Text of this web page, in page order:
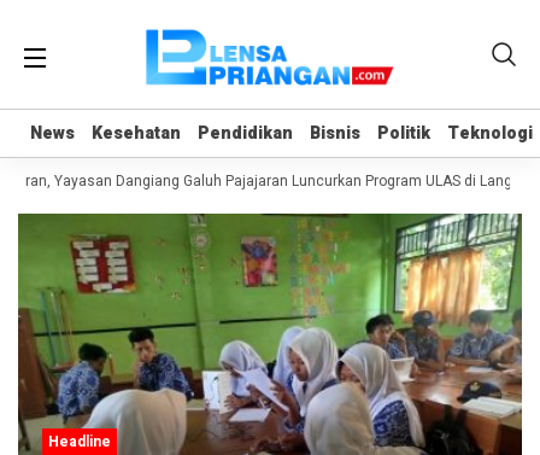
News Kesehatan Pendidikan Bisnis Politik Teknologi
News Kesehatan Pendidikan Bisnis Politik Teknologi
Dangiang Galuh Pajajaran Luncurkan Program ULAS di Langkaplancar
Headline